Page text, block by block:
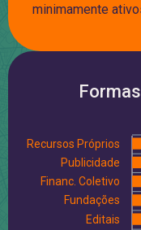
minimamente
Recursos Próprios
Publicidade
Financ. Coletivo
Fundações
Editais